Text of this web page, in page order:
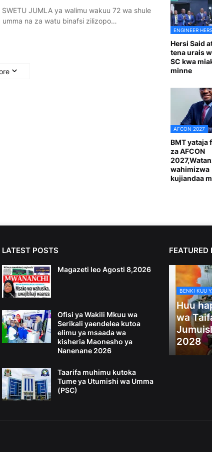
SWETU JUMLA ya walimu wakuu 72 wa shule
umma na za watu binafsi zilizopo…
ENGINEER
Hersi Said
tena urais
SC kwa
minne
AFCON 2027
BMT yataja
za AFCON
wahimizwa
kujiandaa
LATEST POSTS
Magazeti leo Agosti 8,2026
Ofisi ya Wakili Mkuu wa
Serikali yaendelea kutoa
elimu ya msaada wa
kisheria Maonesho ya
Nanenane 2026
Taarifa muhimu kutoka
Tume ya Utumishi wa Umma
(PSC)
FEATURED
BENKI KUU
Huu
wa
2028